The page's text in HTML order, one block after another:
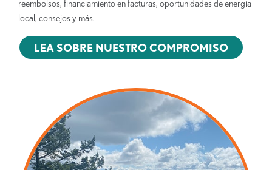
reembolsos, financiamiento en facturas, oportunidades de energía
local, consejos y más.
LEA SOBRE NUESTRO COMPROMISO